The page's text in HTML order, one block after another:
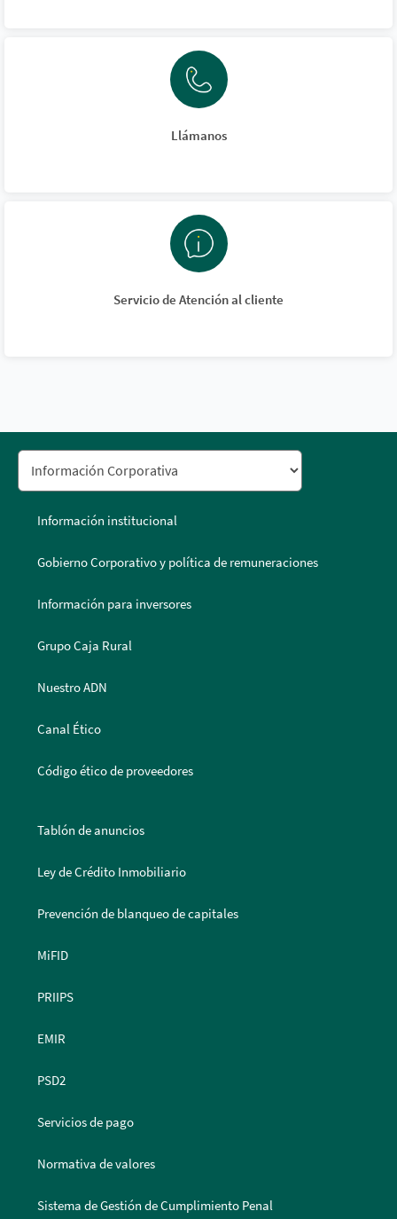
Llámanos
Servicio de Atención al cliente
Información institucional
Gobierno Corporativo y política de remuneraciones
Información para inversores
Grupo Caja Rural
Nuestro ADN
Canal Ético
Código ético de proveedores
Tablón de anuncios
Ley de Crédito Inmobiliario
Prevención de blanqueo de capitales
MiFID
PRIIPS
EMIR
PSD2
Servicios de pago
Normativa de valores
Sistema de Gestión de Cumplimiento Penal